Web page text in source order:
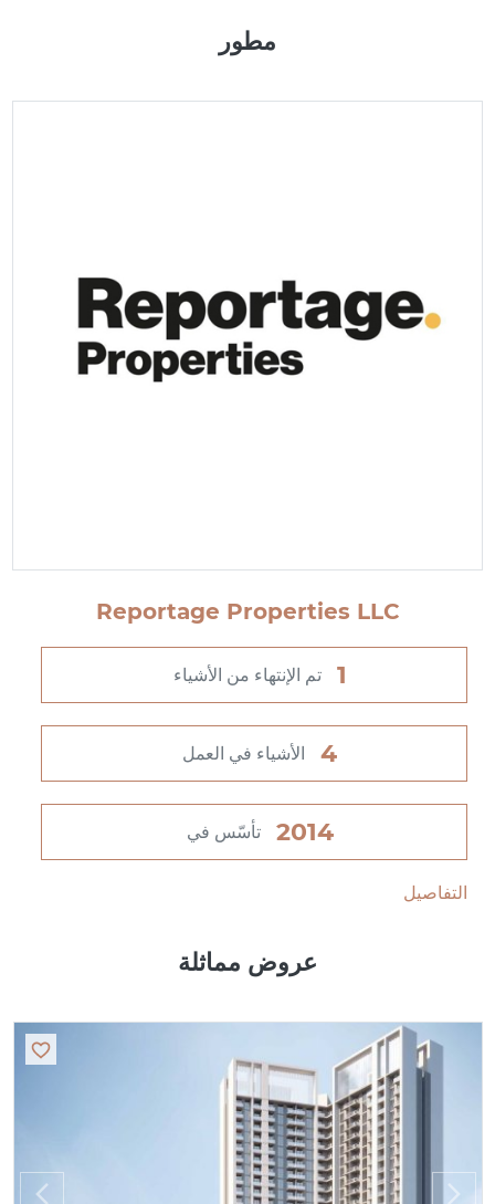
مطور
Reportage Properties LLC
1 تم الإنتهاء من الأشياء
4 الأشياء في العمل
2014 تأسّس في
التفاصيل
عروض مماثلة